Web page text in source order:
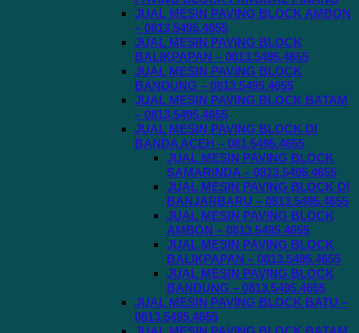
JUAL MESIN PAVING BLOCK AMBON
– 0813.5495.4655
JUAL MESIN PAVING BLOCK
BALIKPAPAN – 0813.5495.4655
JUAL MESIN PAVING BLOCK
BANDUNG – 0813.5495.4655
JUAL MESIN PAVING BLOCK BATAM
– 0813.5495.4655
JUAL MESIN PAVING BLOCK DI
BANDA ACEH – 081.5495.4655
JUAL MESIN PAVING BLOCK
SAMARINDA – 0813.5495.4655
JUAL MESIN PAVING BLOCK DI
BANJARBARU – 0813.5495.4655
JUAL MESIN PAVING BLOCK
AMBON – 0813.5495.4655
JUAL MESIN PAVING BLOCK
BALIKPAPAN – 0813.5495.4655
JUAL MESIN PAVING BLOCK
BANDUNG – 0813.5495.4655
JUAL MESIN PAVING BLOCK BATU –
0813.5495.4655